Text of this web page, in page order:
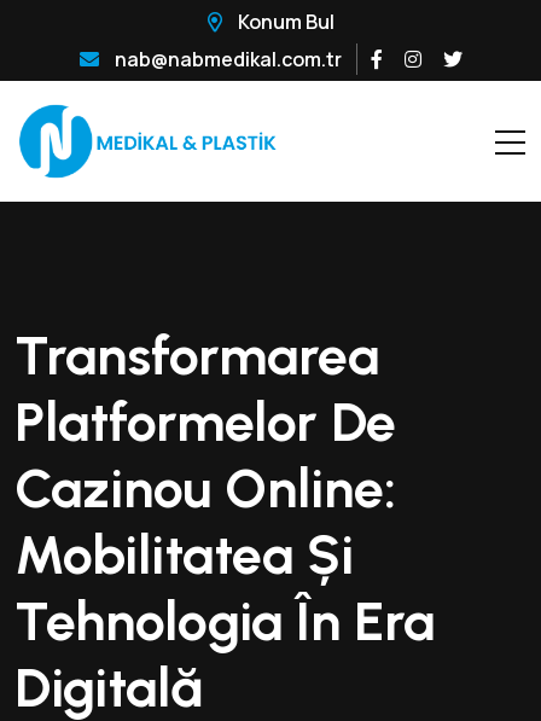
Konum Bul
nab@nabmedikal.com.tr
Transformarea
Platformelor De
Cazinou Online:
Mobilitatea Și
Tehnologia În Era
Digitală